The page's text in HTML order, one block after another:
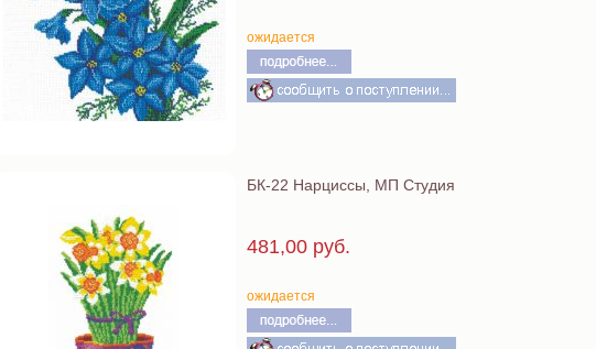
ожидается
БК-22 Нарциссы, МП Студия
481,00 руб.
ожидается